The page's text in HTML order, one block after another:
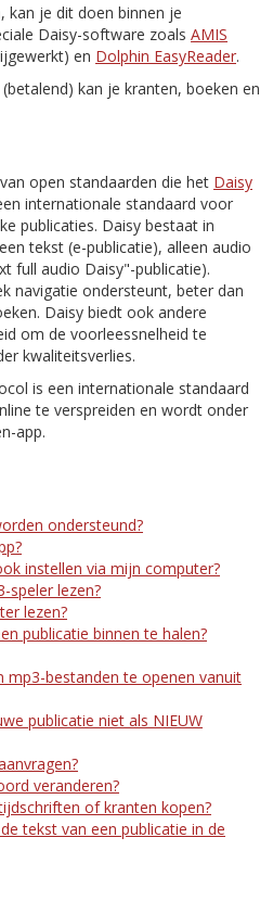
kan je dit doen binnen je
Daisy-software zoals AMIS
en Dolphin EasyReader.
(betalend) kan je kranten, boeken en
open standaarden die het Daisy
internationale standaard voor
publicaties. Daisy bestaat in
tekst (e-publicatie), alleen audio
full audio Daisy"-publicatie).
navigatie ondersteunt, beter dan
Daisy biedt ook andere
om de voorleessnelheid te
kwaliteitsverlies.
is een internationale standaard
te verspreiden en wordt onder
app.
ondersteund?
instellen via mijn computer?
speler lezen?
lezen?
publicatie binnen te halen?
bestanden te openen vanuit
publicatie niet als NIEUW
veranderen?
of kranten kopen?
tekst van een publicatie in de